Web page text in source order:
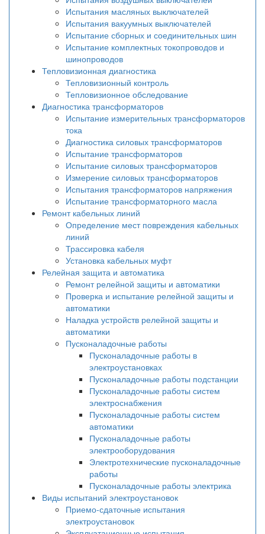
Испытания масляных выключателей
Испытания вакуумных выключателей
Испытание сборных и соединительных шин
Испытание комплектных токопроводов и
шинопроводов
Тепловизионная диагностика
Тепловизионный контроль
Тепловизионное обследование
Диагностика трансформаторов
Испытание измерительных трансформаторов
тока
Диагностика силовых трансформаторов
Испытание трансформаторов
Испытание силовых трансформаторов
Измерение силовых трансформаторов
Испытания трансформаторов напряжения
Испытание трансформаторного масла
Ремонт кабельных линий
Определение мест повреждения кабельных
линий
Трассировка кабеля
Установка кабельных муфт
Релейная защита и автоматика
Ремонт релейной защиты и автоматики
Проверка и испытание релейной защиты и
автоматики
Наладка устройств релейной защиты и
автоматики
Пусконаладочные работы
Пусконаладочные работы в
электроустановках
Пусконаладочные работы подстанции
Пусконаладочные работы систем
электроснабжения
Пусконаладочные работы систем
автоматики
Пусконаладочные работы
электрооборудования
Электротехнические пусконаладочные
работы
Пусконаладочные работы электрика
Виды испытаний электроустановок
Приемо-сдаточные испытания
электроустановок